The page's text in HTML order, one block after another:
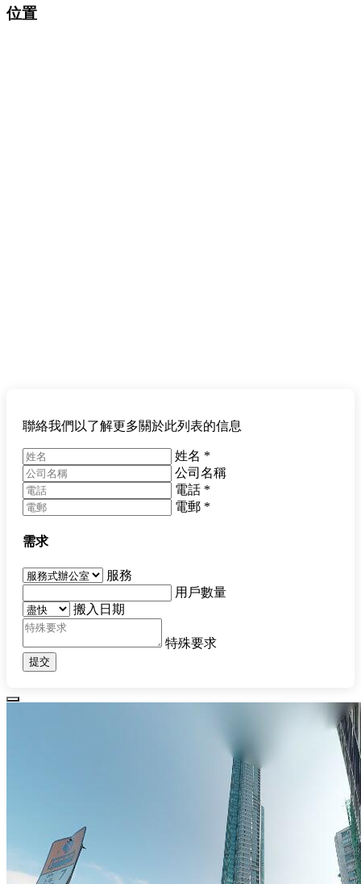
位置
聯絡我們以了解更多關於此列表的信息
姓名 *
公司名稱
電話 *
電郵 *
需求
服務
用戶數量
搬入日期
特殊要求
提交